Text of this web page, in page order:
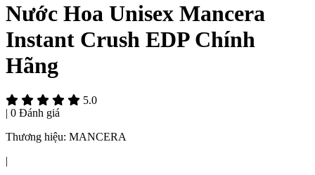
Nước Hoa Unisex Mancera
Instant Crush EDP Chính
Hãng
5.0
| 0 Đánh giá
Thương hiệu: MANCERA
|